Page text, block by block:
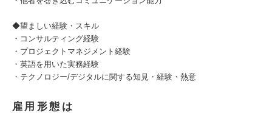
◆望ましい経験・スキル
・コンサルティング経験
・プロジェクトマネジメント経験
・英語を用いた実務経験
・テクノロジー/デジタルに関する知見・経験・熱意
雇用形態は